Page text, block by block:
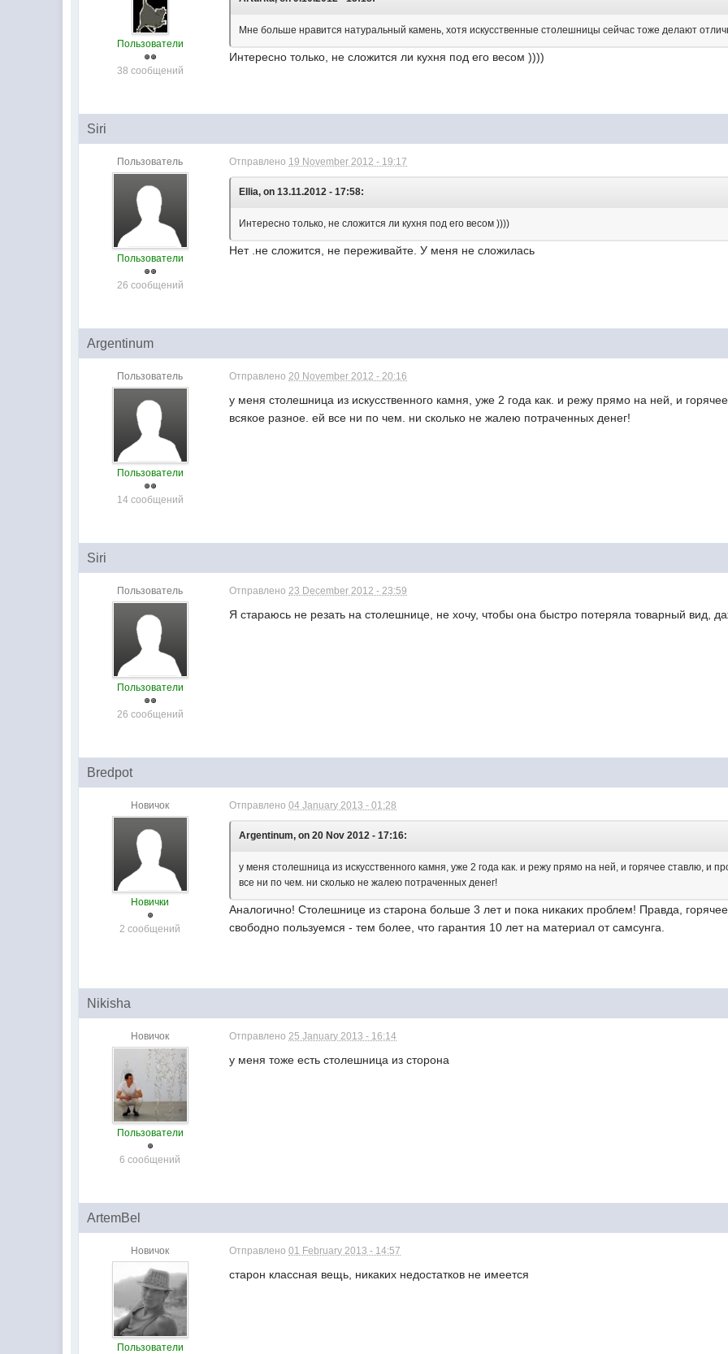
Пользователи
38 сообщений
Мне больше нравится натуральный камень, хотя искусственные столешницы сейчас тоже делают
Интересно только, не сложится ли кухня под его весом ))))
Siri
Пользователь
Пользователи
26 сообщений
Отправлено 19 November 2012 - 19:17
Ellia, on 13.11.2012 - 17:58:
Интересно только, не сложится ли кухня под его весом ))))
Нет .не сложится, не переживайте. У меня не сложилась
Argentinum
Пользователь
Пользователи
14 сообщений
Отправлено20 November 2012 - 20:16
у меня столешница из искусственного камня, уже 2 года как. и режу прямо на ней, и
всякое разное. ей все ни по чем. ни сколько не жалею потраченных денег!
Siri
Пользователь
Пользователи
26 сообщений
Отправлено23 December 2012 - 23:59
Я стараюсь не резать на столешнице, не хочу, чтобы она быстро потеряла товарный вид,
Bredpot
Новичок
Новички
2 сообщений
Отправлено04 January 2013 - 01:28
Argentinum, on 20 Nov 2012 - 17:16:
у меня столешница из искусственного камня, уже 2 года как. и режу прямо на ней, и горячее ставлю, и
все ни по чем. ни сколько не жалею потраченных денег!
Аналогично! Столешнице из старона больше 3 лет и пока никаких проблем! Правда,
свободно пользуемся - тем более, что гарантия 10 лет на материал от самсунга.
Nikisha
Новичок
Пользователи
6 сообщений
Отправлено25 January 2013 - 16:14
у меня тоже есть столешница из сторона
ArtemBel
Новичок
Пользователи
Отправлено01 February 2013 - 14:57
старон классная вещь, никаких недостатков не имеется